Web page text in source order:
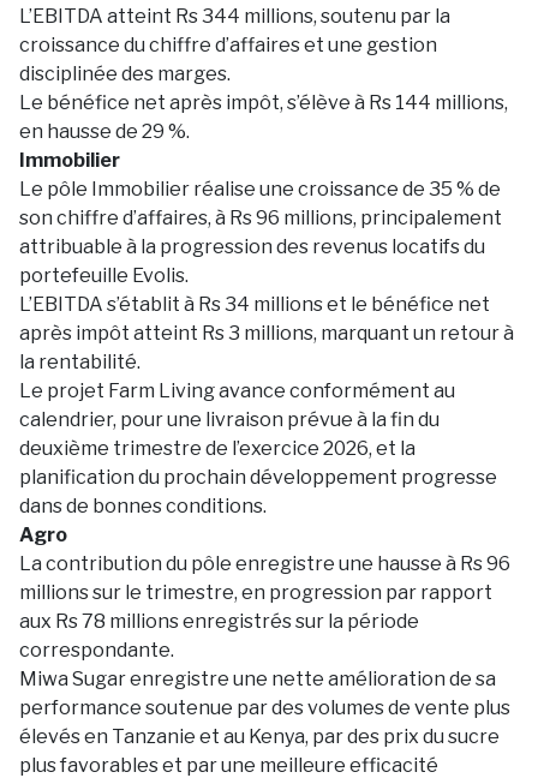
L’EBITDA atteint Rs 344 millions, soutenu par la
croissance du chiffre d’affaires et une gestion
disciplinée des marges.
Le bénéfice net après impôt, s’élève à Rs 144 millions,
en hausse de 29 %.
Immobilier
Le pôle Immobilier réalise une croissance de 35 % de
son chiffre d’affaires, à Rs 96 millions, principalement
attribuable à la progression des revenus locatifs du
portefeuille Evolis.
L’EBITDA s’établit à Rs 34 millions et le bénéfice net
après impôt atteint Rs 3 millions, marquant un retour à
la rentabilité.
Le projet Farm Living avance conformément au
calendrier, pour une livraison prévue à la fin du
deuxième trimestre de l’exercice 2026, et la
planification du prochain développement progresse
dans de bonnes conditions.
Agro
La contribution du pôle enregistre une hausse à Rs 96
millions sur le trimestre, en progression par rapport
aux Rs 78 millions enregistrés sur la période
correspondante.
Miwa Sugar enregistre une nette amélioration de sa
performance soutenue par des volumes de vente plus
élevés en Tanzanie et au Kenya, par des prix du sucre
plus favorables et par une meilleure efficacité